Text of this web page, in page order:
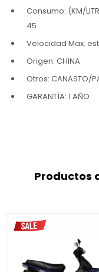
Consumo: (KM/
45
Velocidad Max.
Origen: CHINA
Otros: CANASTO/
GARANTÌA: 1 AÑO
Productos